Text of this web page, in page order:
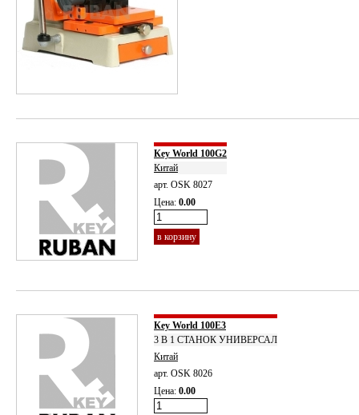
Кey World 100G2
Китай
арт. OSK 8027
Цена: 0.00
в корзину
Кey World 100Е3
3 В 1 СТАНОК УНИВЕРСАЛ
Китай
арт. OSK 8026
Цена: 0.00